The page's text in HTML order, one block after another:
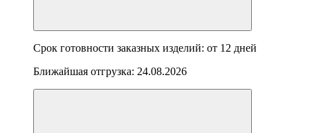
Срок готовности заказных изделий: от 12 дней
Ближайшая отгрузка: 24.08.2026